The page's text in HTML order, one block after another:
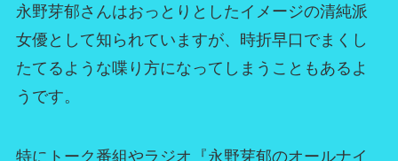
永野芽郁さんはおっとりとしたイメージの清純派
女優として知られていますが、時折早口でまくし
たてるような喋り方になってしまうこともあるよ
うです。
特にトーク番組やラジオ『永野芽郁のオールナイ